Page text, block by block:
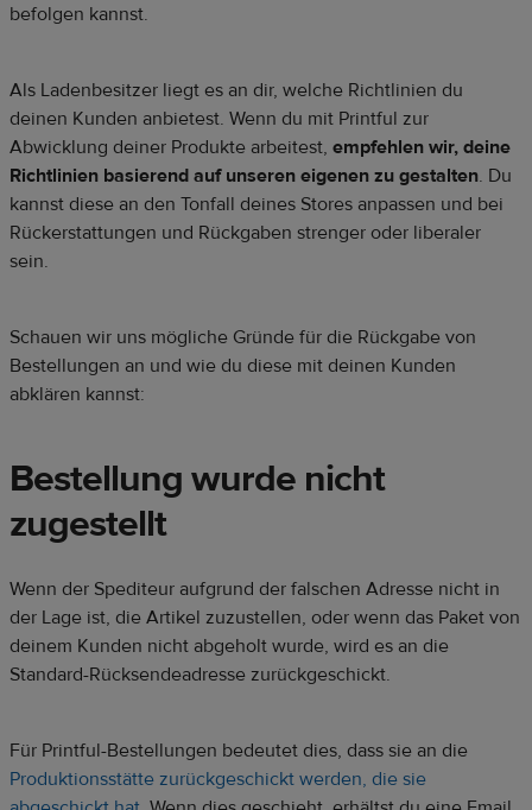
befolgen kannst.
Als Ladenbesitzer liegt es an dir, welche Richtlinien du
deinen Kunden anbietest. Wenn du mit Printful zur
Abwicklung deiner Produkte arbeitest, empfehlen wir, deine
Richtlinien basierend auf unseren eigenen zu gestalten. Du
kannst diese an den Tonfall deines Stores anpassen und bei
Rückerstattungen und Rückgaben strenger oder liberaler
sein.
Schauen wir uns mögliche Gründe für die Rückgabe von
Bestellungen an und wie du diese mit deinen Kunden
abklären kannst:
Bestellung wurde nicht
zugestellt
Wenn der Spediteur aufgrund der falschen Adresse nicht in
der Lage ist, die Artikel zuzustellen, oder wenn das Paket von
deinem Kunden nicht abgeholt wurde, wird es an die
Standard-Rücksendeadresse zurückgeschickt.
Für Printful-Bestellungen bedeutet dies, dass sie an die
Produktionsstätte zurückgeschickt werden, die sie